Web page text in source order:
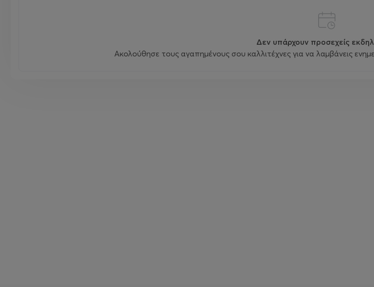
Δεν υπάρχουν προσεχείς
Ακολούθησε τους αγαπημένους σου καλλιτέχνες για να λαμβάνεις